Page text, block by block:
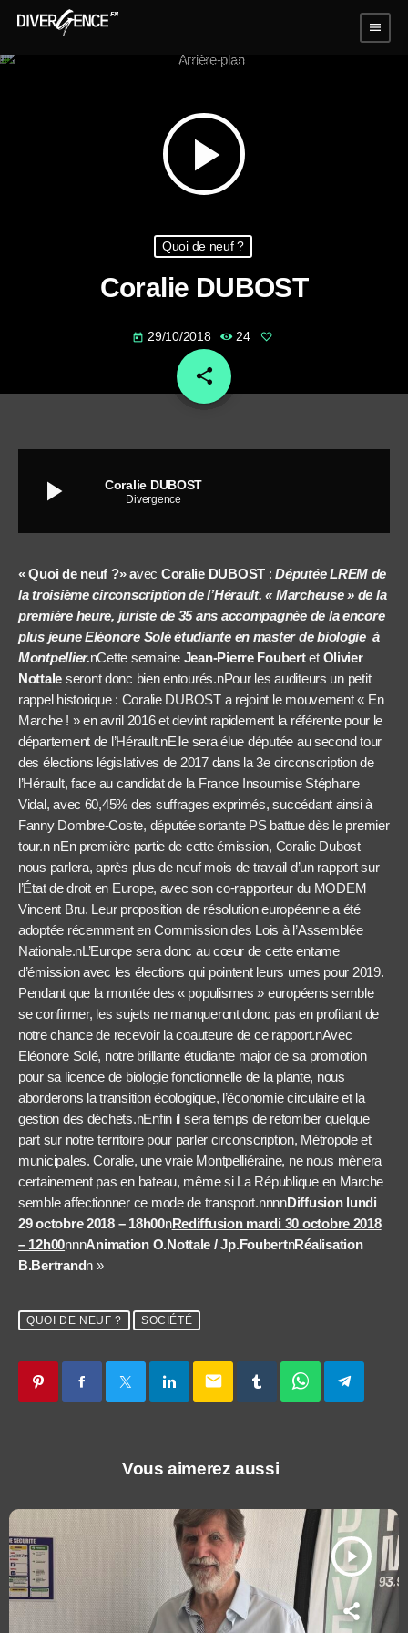
menu
play_arrow
Quoi de neuf ?
Coralie DUBOST
today 29/10/2018 24
share
email
play_arrow Coralie DUBOST
Divergence
« Quoi de neuf ?» avec Coralie DUBOST :Députée LREM de
la troisième circonscription de l’Hérault. « Marcheuse » de la
première heure, juriste de 35 ans accompagnée de la encore
plus jeune Eléonore Solé étudiante en master de biologie à
Montpellier.nCette semaine Jean-Pierre Foubertet Olivier
Nottale seront donc bien entourés.nPour les auditeurs un petit
rappel historique : Coralie DUBOST a rejoint le mouvement « En
Marche ! » en avril 2016 et devint rapidement la référente pour le
département de l’Hérault.nElle sera élue députée au second tour
des élections législatives de 2017 dans la 3e circonscription de
l’Hérault, face au candidat de la France Insoumise Stéphane
Vidal, avec 60,45% des suffrages exprimés, succédant ainsi à
Fanny Dombre-Coste, députée sortante PS battue dès le premier
tour.n nEn première partie de cette émission, Coralie Dubost
nous parlera, après plus de neuf mois de travail d’un rapport sur
l’État de droit en Europe, avec son co-rapporteur du MODEM
Vincent Bru. Leur proposition de résolution européenne a été
adoptée récemment en Commission des Lois à l’Assemblée
Nationale.nL’Europe sera donc au cœur de cette entame
d’émission avec les élections qui pointent leurs urnes pour 2019.
Pendant que la montée des « populismes » européens semble
se confirmer, les sujets ne manqueront donc pas en profitant de
notre chance de recevoir la coauteure de ce rapport.nAvec
Eléonore Solé, notre brillante étudiante major de sa promotion
pour sa licence de biologie fonctionnelle de la plante, nous
aborderons la transition écologique, l’économie circulaire et la
gestion des déchets.nEnfin il sera temps de retomber quelque
part sur notre territoire pour parler circonscription, Métropole et
municipales. Coralie, une vraie Montpelliéraine, ne nous mènera
certainement pas en bateau, même si La République en Marche
semble affectionner ce mode de transport.nnnnDiffusion lundi
29 octobre 2018 – 18h00nRediffusion mardi 30 octobre 2018
– 12h00nnnAnimation O.Nottale / Jp.FoubertnRéalisation
B.Bertrandn »
QUOI DE NEUF ? SOCIÉTÉ
email
Vous aimerez aussi
play_arrow